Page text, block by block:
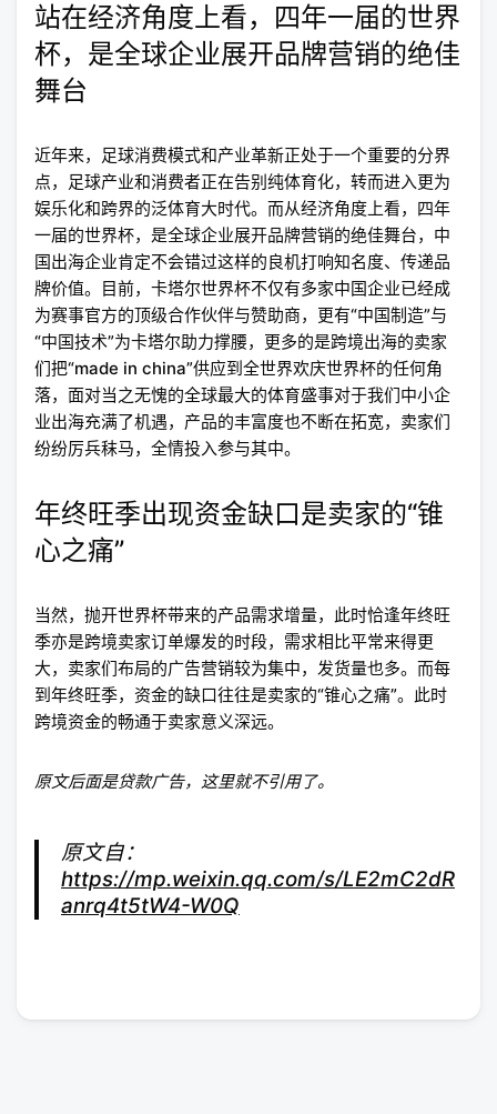
站在经济角度上看，四年一届的世界
杯，是全球企业展开品牌营销的绝佳
舞台
近年来，足球消费模式和产业革新正处于一个重要的分界
点，足球产业和消费者正在告别纯体育化，转而进入更为
娱乐化和跨界的泛体育大时代。而从经济角度上看，四年
一届的世界杯，是全球企业展开品牌营销的绝佳舞台，中
国出海企业肯定不会错过这样的良机打响知名度、传递品
牌价值。目前，卡塔尔世界杯不仅有多家中国企业已经成
为赛事官方的顶级合作伙伴与赞助商，更有“中国制造”与
“中国技术”为卡塔尔助力撑腰，更多的是跨境出海的卖家
们把“made in china”供应到全世界欢庆世界杯的任何角
落，面对当之无愧的全球最大的体育盛事对于我们中小企
业出海充满了机遇，产品的丰富度也不断在拓宽，卖家们
纷纷厉兵秣马，全情投入参与其中。
年终旺季出现资金缺口是卖家的“锥
心之痛”
当然，抛开世界杯带来的产品需求增量，此时恰逢年终旺
季亦是跨境卖家订单爆发的时段，需求相比平常来得更
大，卖家们布局的广告营销较为集中，发货量也多。而每
到年终旺季，资金的缺口往往是卖家的“锥心之痛”。此时
跨境资金的畅通于卖家意义深远。
原文后面是贷款广告，这里就不引用了。
原文自：
https://mp.weixin.qq.com/s/LE2mC2dR
anrq4t5tW4-W0Q